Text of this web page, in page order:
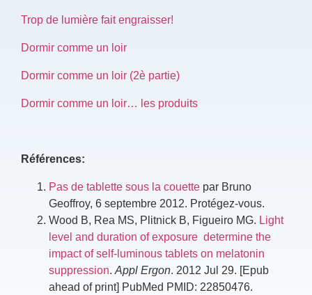
Trop de lumière fait engraisser!
Dormir comme un loir
Dormir comme un loir (2è partie)
Dormir comme un loir… les produits
Références:
Pas de tablette sous la couette par Bruno
Geoffroy, 6 septembre 2012. Protégez-vous.
Wood B, Rea MS, Plitnick B, Figueiro MG. Light
level and duration of exposure determine the
impact of self-luminous tablets on melatonin
suppression.Appl Ergon. 2012 Jul 29. [Epub
ahead of print] PubMed PMID: 22850476.